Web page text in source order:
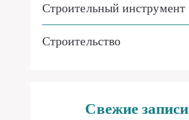
Строительный инструмент
Строительство
Свежие записи